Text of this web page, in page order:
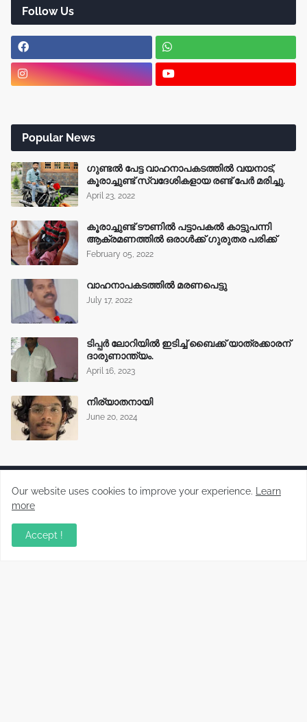
Follow Us
Popular News
ഗുണ്ടൽ പേട്ട വാഹനാപകടത്തിൽ വയനാട്,
കൂരാച്ചുണ്ട് സ്വദേശികളായ രണ്ട് പേർ മരിച്ചു.
April 23, 2022
കൂരാച്ചുണ്ട് ടൗണിൽ പട്ടാപകൽ കാട്ടുപന്നി
ആക്രമണത്തിൽ ഒരാൾക്ക് ഗുരുതര പരിക്ക്
February 05, 2022
വാഹനാപകടത്തിൽ മരണപെട്ടു
July 17, 2022
ടിപ്പർ ലോറിയിൽ ഇടിച്ച് ബൈക്ക് യാത്രക്കാരന്
ദാരുണാന്ത്യം.
April 16, 2023
നിര്യാതനായി
June 20, 2024
Our website uses cookies to improve your experience.
Learn
more
Accept !